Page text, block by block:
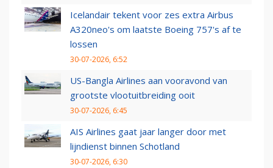
Icelandair tekent voor zes extra Airbus
A320neo's om laatste Boeing 757's af te
lossen
30-07-2026, 6:52
US-Bangla Airlines aan vooravond van
grootste vlootuitbreiding ooit
30-07-2026, 6:45
AIS Airlines gaat jaar langer door met
lijndienst binnen Schotland
30-07-2026, 6:30